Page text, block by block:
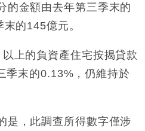
收跌 連挫7周創逾3年最長跌勢
價出口增近24%勝預期 貿易順
的金額由去年第三季末的
的145億元。
上的負資產住宅按揭貸款
季末的0.13%，仍維持於
是，此調查所得數字僅涉